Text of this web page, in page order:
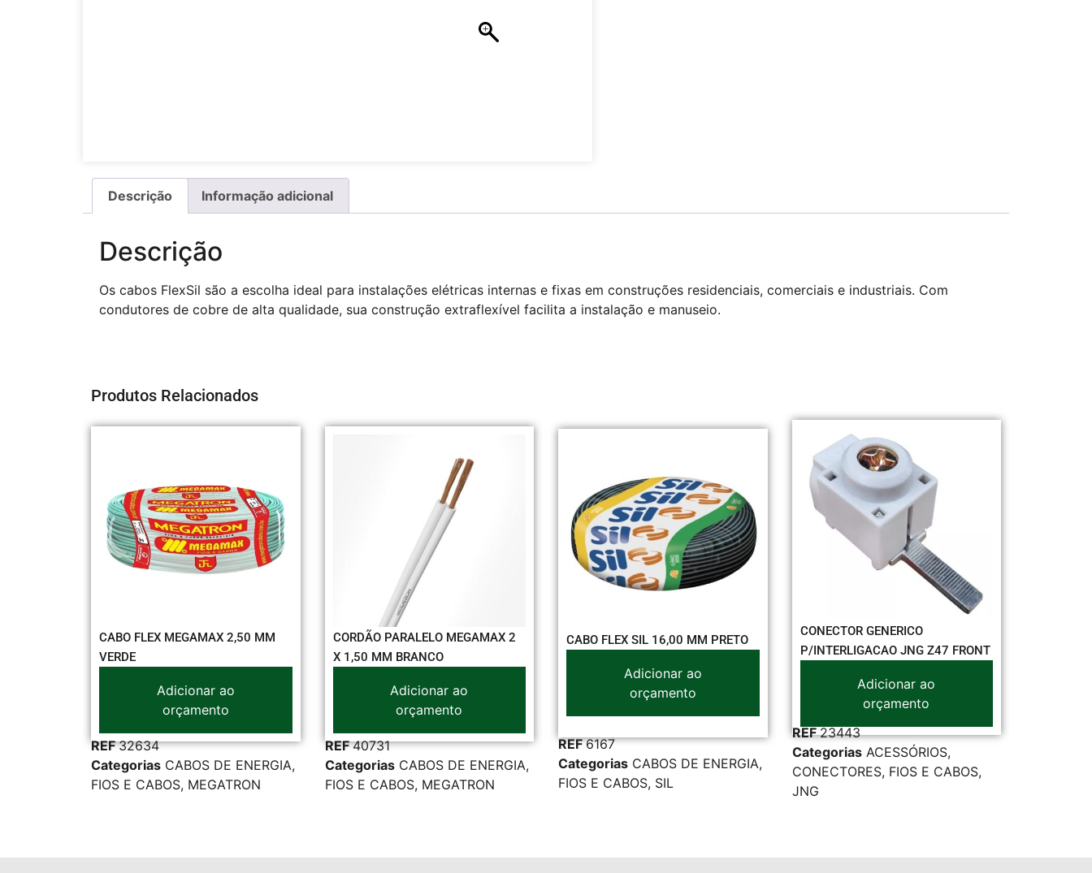
Descrição Informação adicional
Descrição
Os cabos FlexSil são a escolha ideal para instalações elétricas internas e fixas em construções residenciais, comerciais e industriais. Com
condutores de cobre de alta qualidade, sua construção extraflexível facilita a instalação e manuseio.
Produtos Relacionados
MEGAMAX 2,50 MM
CABOS DE ENERGIA,
MEGATRON
CORDÃO PARALELO MEGAMAX 2
REF40731
Categorias CABOS DE ENERGIA,
FIOS E CABOS
MEGATRON
CABO FLEX SIL 16,00 MM PRETO
REF6167
Categorias CABOS DE ENERGIA,
FIOS E CABOS
P/INTERLIGACAO JNG Z47 FRONT
ACESSÓRIOS,
CONECTORES,FIOS E CABOS,
JNG
CABO PP SIL 2 X 2,50 MM 500V
PTO
REF30330
Categorias CABOS DE ENERGIA